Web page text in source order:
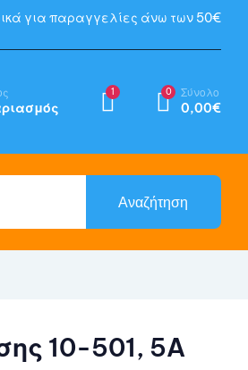
για παραγγελίες άνω των 50€
1 0 Σύνολο
0,00€
Αναζήτηση
10-501, 5A